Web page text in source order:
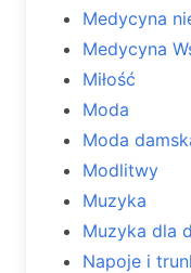
Medycyna
Medycyna
Miłość
Moda
Moda
Modlitwy
Muzyka
Muzyka dla
Napoje i